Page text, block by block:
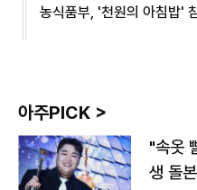
농식품부, '천원의 아침밥'
아주PICK >
"속옷
생 돌